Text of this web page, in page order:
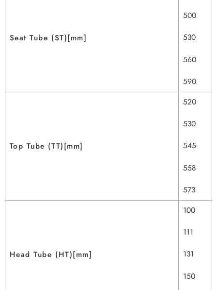
Seat Tube (ST)[mm]
500
530
560
590
Top Tube (TT)[mm]
520
530
545
558
573
Head Tube (HT)[mm]
100
111
131
150